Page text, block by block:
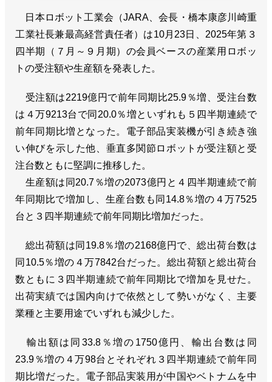
日本ロボット工業会（JARA、会長・橋本康彦川崎重
工業社長兼最高経営責任者）は10月23日、2025年第３
四半期（７月～９月期）の会員ベースの産業用ロボッ
トの受注額や生産額を発表した。
受注額は2219億円で前年同期比25.9％増、受注台数
は４万9213台で同20.0％増といずれも５四半期連続で
前年同期比増となった。電子部品実装機が引き続き強
い伸びを示した他、垂直多関節ロボットが受注額と受
注台数ともに堅調に推移した。
生産額は同20.7％増の2073億円と４四半期連続で前
年同期比で増加し、生産台数も同14.8％増の４万7525
台と３四半期連続で前年同期比増加だった。
総出荷額は同19.8％増の2168億円で、総出荷台数は
同10.5％増の４万7842台だった。総出荷額と総出荷台
数ともに３四半期連続で前年同期比で増加を見せた。
出荷実績では国内向けで依然として勢いがなく、主要
業種と主要用途でいずれも減少した。
輸出額は同33.8％増の1750億円、輸出台数は同
23.9％増の４万98台とそれぞれ３四半期連続で前年同
期比増だった。電子部品実装用が中国やベトナムを中